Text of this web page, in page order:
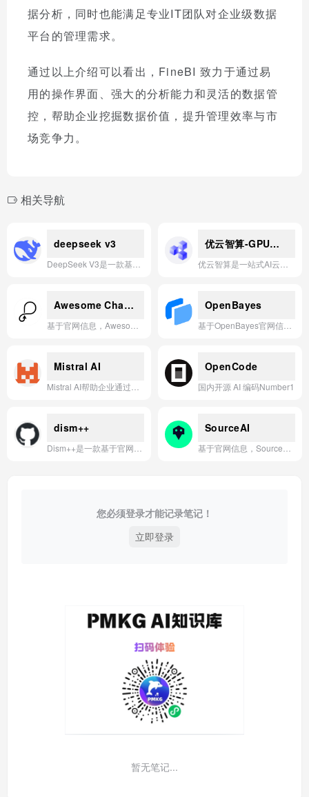
据分析，同时也能满足专业IT团队对企业级数据
平台的管理需求。
通过以上介绍可以看出，FineBI 致力于通过易
用的操作界面、强大的分析能力和灵活的数据管
控，帮助企业挖掘数据价值，提升管理效率与市
场竞争力。
相关导航
deepseek v3 优云智算-GPU算力租赁与大模型API
Awesome ChatGPT Prompts OpenBayes
Mistral AI OpenCode
国内开源 AI 编码Number1
dism++ SourceAI
您必须登录才能记录笔记！
立即登录
暂无笔记...